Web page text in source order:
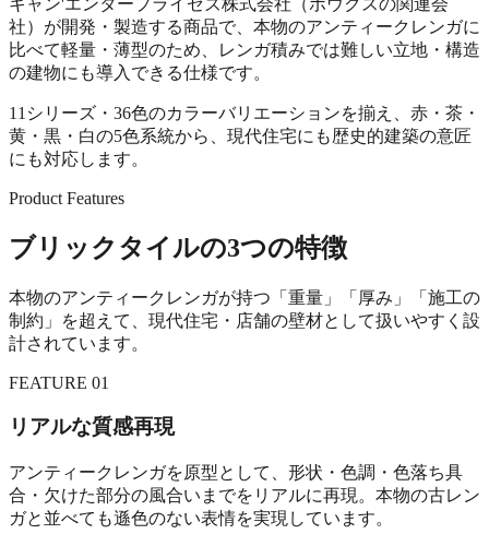
キャン'エンタープライゼズ株式会社（ボウクスの関連会
社）が開発・製造する商品で、本物のアンティークレンガに
比べて軽量・薄型のため、レンガ積みでは難しい立地・構造
の建物にも導入できる仕様です。
11シリーズ・36色のカラーバリエーションを揃え、赤・茶・
黄・黒・白の5色系統から、現代住宅にも歴史的建築の意匠
にも対応します。
Product Features
ブリックタイルの3つの特徴
本物のアンティークレンガが持つ「重量」「厚み」「施工の
制約」を超えて、現代住宅・店舗の壁材として扱いやすく設
計されています。
FEATURE 01
リアルな質感再現
アンティークレンガを原型として、形状・色調・色落ち具
合・欠けた部分の風合いまでをリアルに再現。本物の古レン
ガと並べても遜色のない表情を実現しています。